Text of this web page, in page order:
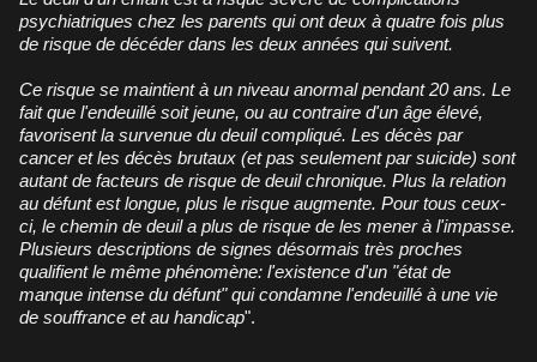
psychiatriques chez les parents qui ont deux à quatre fois plus
de risque de décéder dans les deux années qui suivent.
Ce risque se maintient à un niveau anormal pendant 20 ans. Le
fait que l'endeuillé soit jeune, ou au contraire d'un âge élevé,
favorisent la survenue du deuil compliqué. Les décès par
cancer et les décès brutaux (et pas seulement par suicide) sont
autant de facteurs de risque de deuil chronique. Plus la relation
au défunt est longue, plus le risque augmente. Pour tous ceux-
ci, le chemin de deuil a plus de risque de les mener à l'impasse.
Plusieurs descriptions de signes désormais très proches
qualifient le même phénomène: l'existence d'un "état de
manque intense du défunt" qui condamne l'endeuillé à une vie
de souffrance et au handicap".